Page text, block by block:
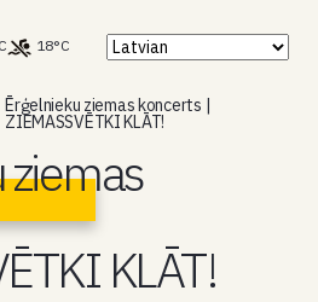
18°C
Ērģelnieku ziemas koncerts |
ZIEMASSVĒTKI KLĀT!
KLĀT!